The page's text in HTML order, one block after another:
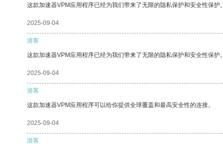
这款加速器VPM应用程序已经为我们带来了无限的隐私保护和安全性保护。
2025-09-04
游客
这款加速器VPM应用程序已经为我们带来了无限的隐私保护和安全性保护。
2025-09-04
游客
这款加速器VPM应用程序可以给你提供全球覆盖和最高安全性的连接。
2025-09-04
游客